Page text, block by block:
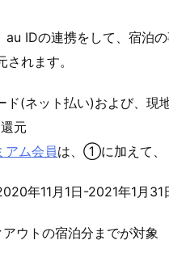
au IDの連携をして、宿泊
れます。
(ネット払い)および、現
元
アム会員は、①に加えて、
年11月1日-2021年1月31
ウトの宿泊分までが対象